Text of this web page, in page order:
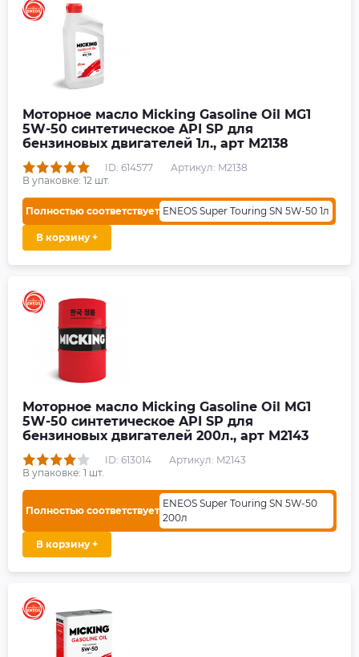
Моторное масло Micking Gasoline Oil MG1
5W-50 синтетическое API SP для
бензиновых двигателей 1л., арт M2138
ID: 614577
Артикул: M2138
В упаковке: 12 шт.
Полностью соответствует ENEOS Super Touring SN 5W-50 1л
В корзину +
Моторное масло Micking Gasoline Oil MG1
5W-50 синтетическое API SP для
бензиновых двигателей 200л., арт M2143
ID: 613014
Артикул: M2143
В упаковке: 1 шт.
Полностью соответствует
ENEOS Super Touring SN 5W-50
200л
В корзину +